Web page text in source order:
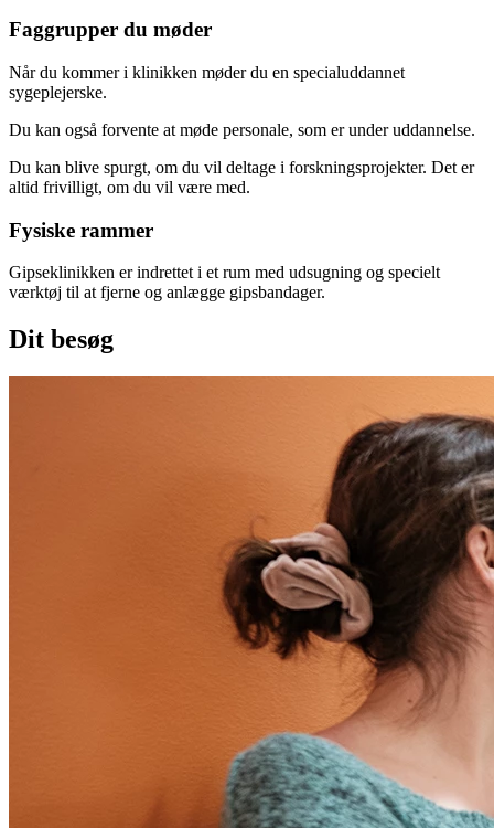
Faggrupper du møder
Når du kommer i klinikken møder du en specialuddannet
sygeplejerske.
Du kan også forvente at møde personale, som er under uddannelse.
Du kan blive spurgt, om du vil deltage i forskningsprojekter. Det er
altid frivilligt, om du vil være med.
Fysiske rammer
Gipseklinikken er indrettet i et rum med udsugning og specielt
værktøj til at fjerne og anlægge gipsbandager.
Dit besøg